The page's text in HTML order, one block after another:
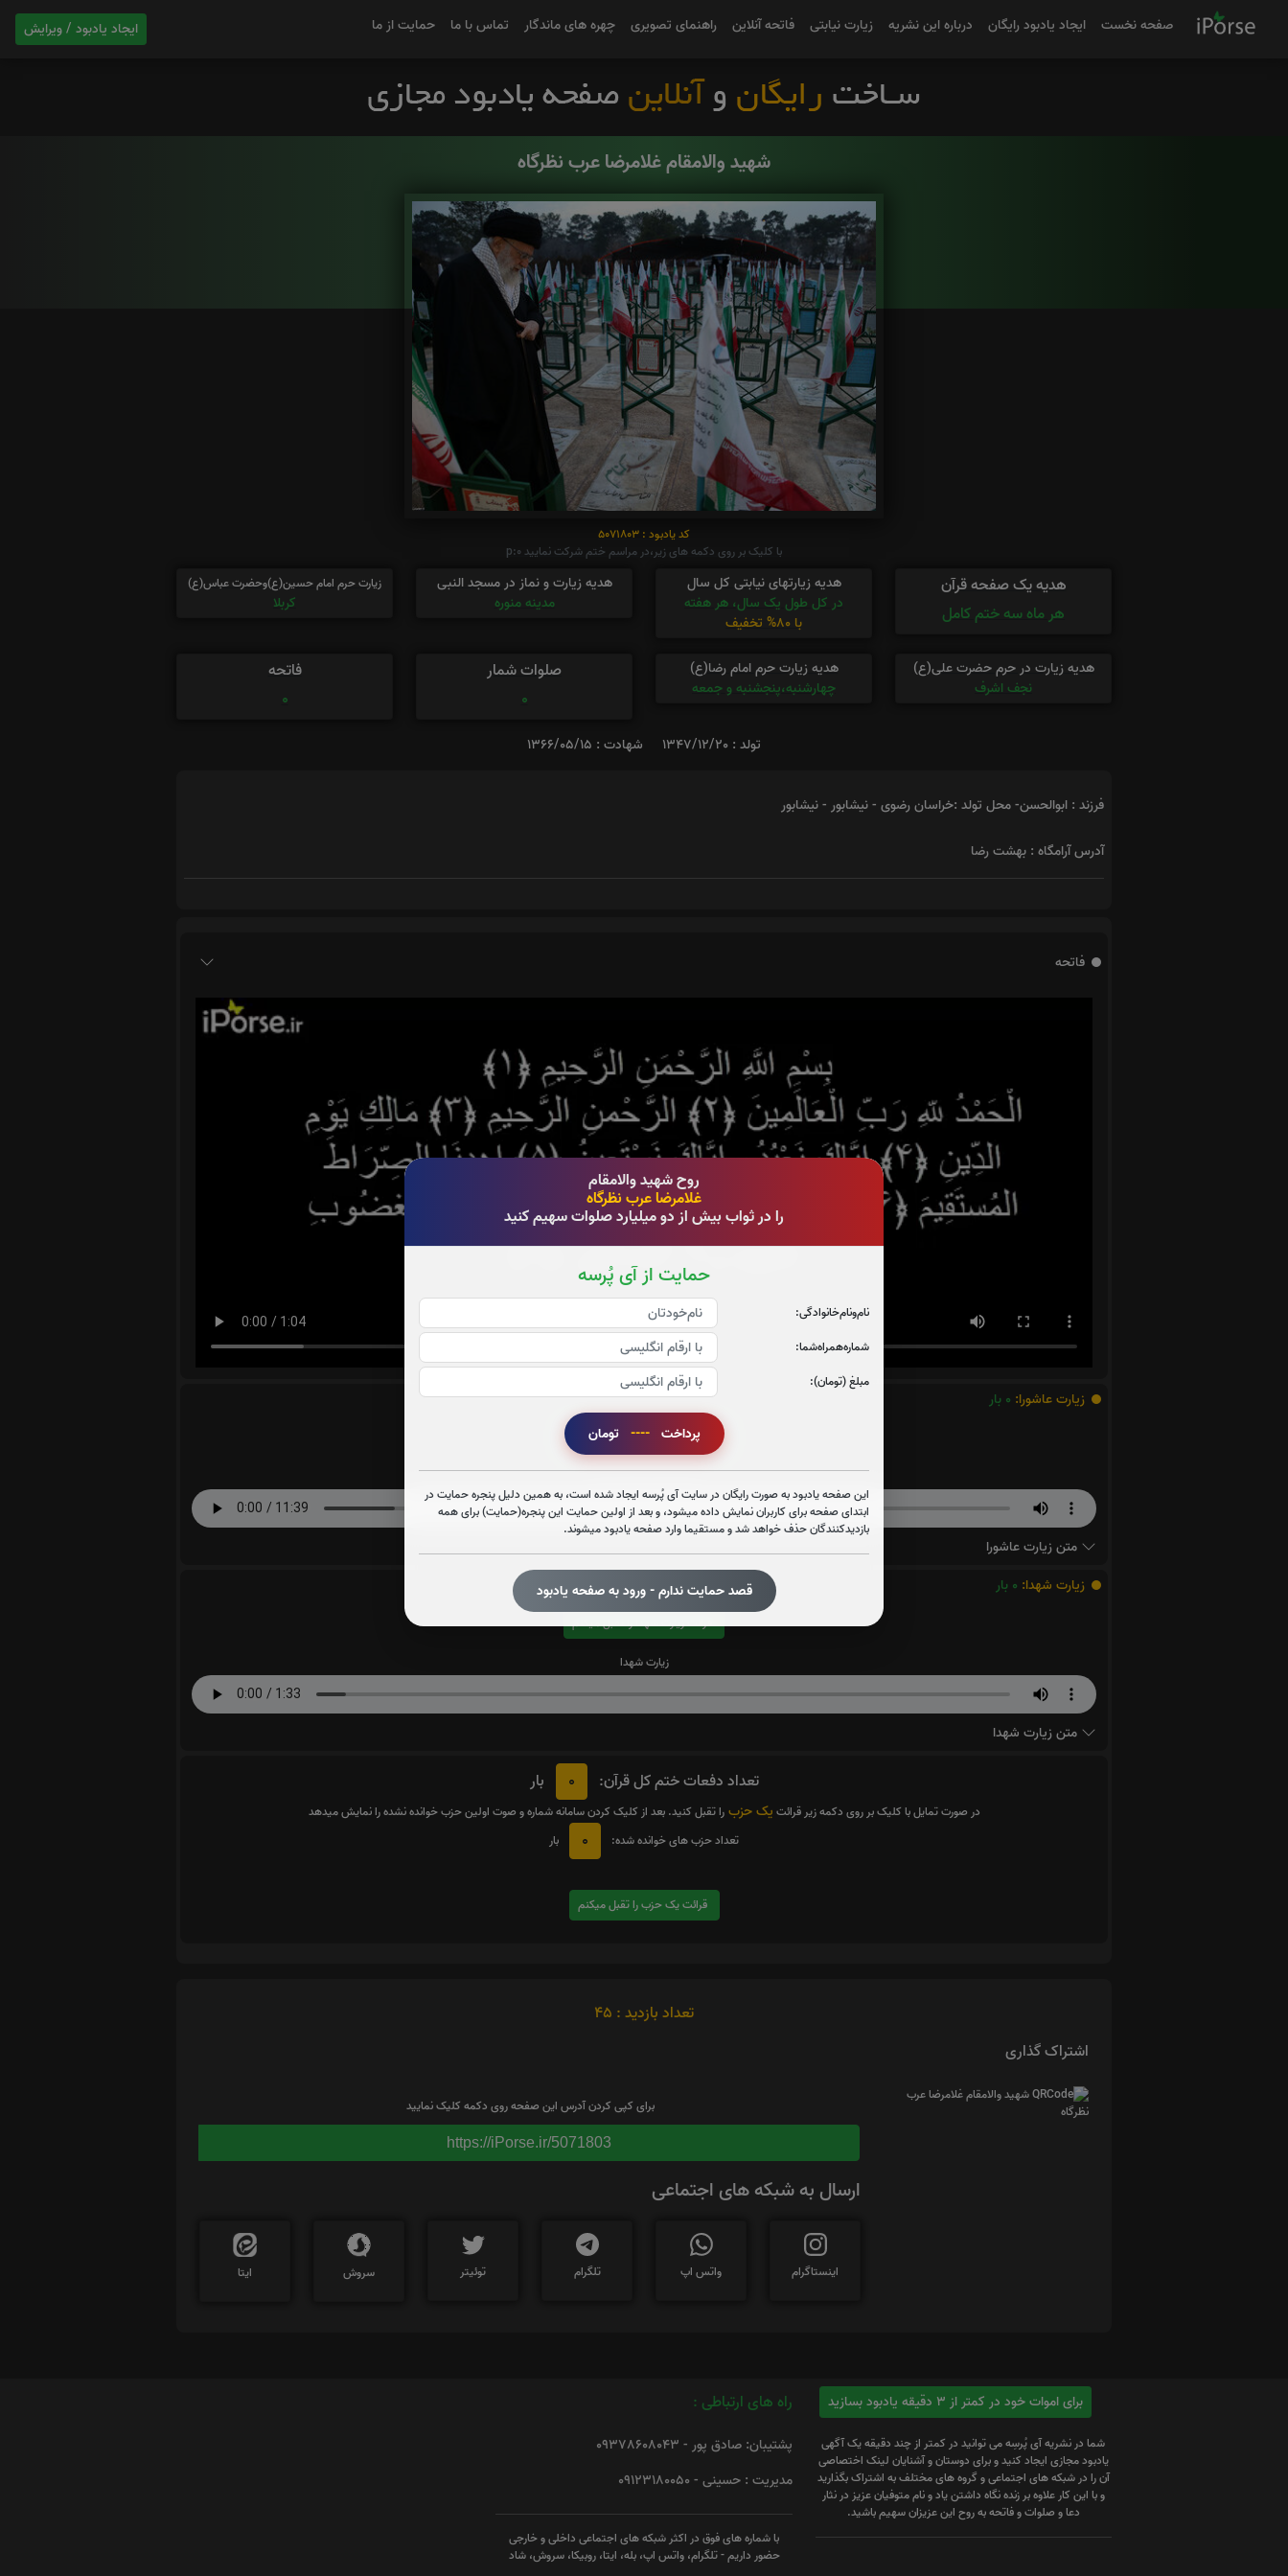
ایجاد یادبود / ویرایش صفحه نخست ایجاد یادبود رایگان درباره این نشریه زیارت نیابتی فاتحه آنلاین راهنمای تصویری چهره های ماندگار تماس با ما حمایت از ما
روح شهید والامقام
غلامرضا عرب نظرگاه
را در ثواب بیش از دو میلیارد صلوات سهیم کنید
حمایت از آی پُرسه
نام‌و‌نام‌خانوادگی:
شماره‌همراه‌شما:
مبلغ (تومان):
پرداخت ---- تومان
این صفحه یادبود به صورت رایگان در سایت آی پُرسه ایجاد شده است، به همین دلیل پنجره حمایت در
ابتدای صفحه برای کاربران نمایش داده میشود، و بعد از اولین حمایت این پنجره(حمایت) برای همه
بازدیدکنندگان حذف خواهد شد و مستقیما وارد صفحه یادبود میشوند.
قصد حمایت ندارم - ورود به صفحه یادبود
شهید والامقام غلامرضا عرب نظرگاه
کد یادبود : 5071803
با کلیک بر روی دکمه های زیر،در مراسم ختم شرکت نمایید p:0
هدیه یک صفحه قرآن
هر ماه سه ختم کامل
هدیه زیارتهای نیابتی کل سال
در کل طول یک سال، هر هفته
با 80% تخفیف
هدیه زیارت و نماز در مسجد النبی
مدینه منوره
زیارت حرم امام حسین(ع)وحضرت عباس(ع)
کربلا
هدیه زیارت در حرم حضرت علی(ع)
نجف اشرف
هدیه زیارت حرم امام رضا(ع)
چهارشنبه،پنجشنبه و جمعه
صلوات شمار
0
فاتحه
0
تولد : 1347/12/20 شهادت : 1366/05/15
فرزند : ابوالحسن- محل تولد :خراسان رضوی - نیشابور - نیشابور
آدرس آرامگاه : بهشت رضا
فاتحه
زیارت عاشورا: 0 بار
قرائت زیارت عاشورا را تقبل میکنم
صوت زیارت عاشورا - فانی
متن زیارت عاشورا
زیارت شهدا: 0 بار
قرائت زیارت شهدا را تقبل میکنم
زیارت شهدا
متن زیارت شهدا
تعداد دفعات ختم کل قرآن: 0 بار
در صورت تمایل با کلیک بر روی دکمه زیر قرائت یک حزبرا تقبل کنید. بعد از کلیک کردن سامانه شماره و صوت اولین حزب خوانده نشده را نمایش میدهد
تعداد حزب های خوانده شده:
0 بار
قرائت یک حزب را تقبل میکنم
تعداد بازدید : 45
اشتراک گذاری
برای کپی کردن آدرس این صفحه روی دکمه کلیک نمایید
https://iPorse.ir/5071803
ارسال به شبکه های اجتماعی
اینستاگرام واتس اپ تلگرام توئیتر سروش ایتا
برای اموات خود در کمتر از 3 دقیقه یادبود بسازید
شما در نشریه آی پُرسِه می توانید در کمتر از چند دقیقه یک آگهی
یادبود مجازی ایجاد کنید و برای دوستان و آشنایان لینک اختصاصی
آن را در شبکه های اجتماعی و گروه های مختلف به اشتراک بگذارید
و با این کار علاوه بر زنده نگاه داشتن یاد و نام متوفیان عزیز در نثار
دعا و صلوات و فاتحه به روح این عزیزان سهیم باشید.
راه های ارتباطی :
پشتیبان: صادق پور - 09378608043
مدیریت : حسینی - 09123180050
با شماره های فوق در اکثر شبکه های اجتماعی داخلی و خارجی
حضور داریم - تلگرام، واتس اپ، بله، ایتا، روبیکا، سروش، شاد